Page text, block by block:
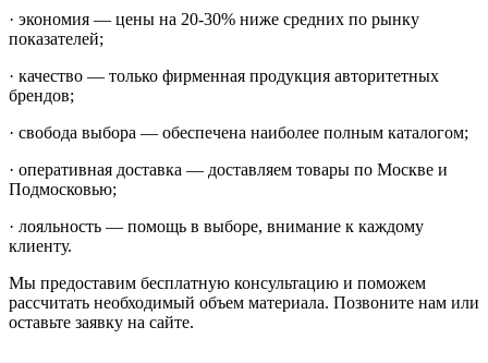
· экономия — цены на 20-30% ниже средних по рынку
показателей;
· качество — только фирменная продукция авторитетных
брендов;
· свобода выбора — обеспечена наиболее полным каталогом;
· оперативная доставка — доставляем товары по Москве и
Подмосковью;
· лояльность — помощь в выборе, внимание к каждому
клиенту.
Мы предоставим бесплатную консультацию и поможем
рассчитать необходимый объем материала. Позвоните нам или
оставьте заявку на сайте.